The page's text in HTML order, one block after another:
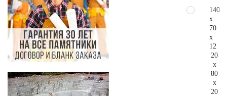
140
x
70
x
12
20
x
80
x
20